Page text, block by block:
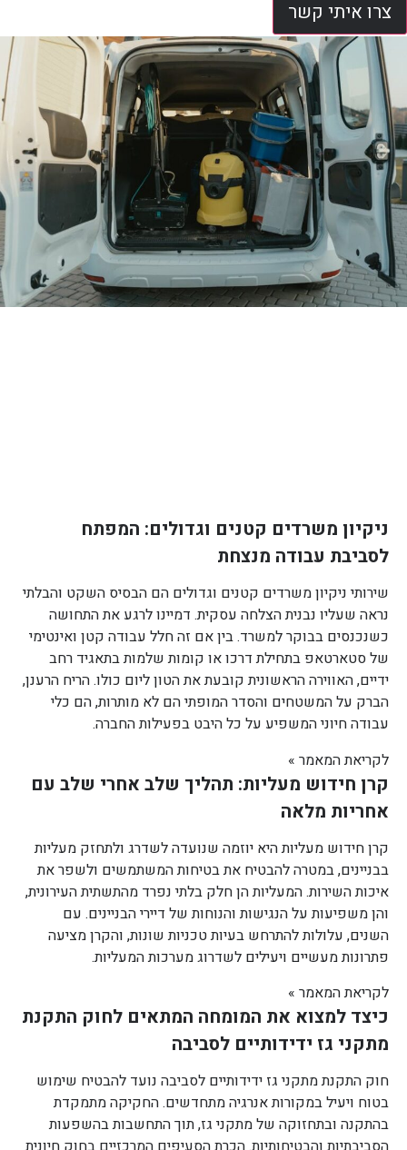
צרו איתי קשר
ניקיון משרדים קטנים וגדולים: המפתח
לסביבת עבודה מנצחת
שירותי ניקיון משרדים קטנים וגדולים הם הבסיס השקט והבלתי
נראה שעליו נבנית הצלחה עסקית. דמיינו לרגע את התחושה
כשנכנסים בבוקר למשרד. בין אם זה חלל עבודה קטן ואינטימי
של סטארטאפ בתחילת דרכו או קומות שלמות בתאגיד רחב
ידיים, האווירה הראשונית קובעת את הטון ליום כולו. הריח הרענן,
הברק על המשטחים והסדר המופתי הם לא מותרות, הם כלי
עבודה חיוני המשפיע על כל היבט בפעילות החברה.
לקריאת המאמר »
קרן חידוש מעליות: תהליך שלב אחרי שלב עם
אחריות מלאה
קרן חידוש מעליות היא יוזמה שנועדה לשדרג ולתחזק מעליות
בבניינים, במטרה להבטיח את בטיחות המשתמשים ולשפר את
איכות השירות. המעליות הן חלק בלתי נפרד מהתשתית העירונית,
והן משפיעות על הנגישות והנוחות של דיירי הבניינים. עם
השנים, עלולות להתרחש בעיות טכניות שונות, והקרן מציעה
פתרונות מעשיים ויעילים לשדרוג מערכות המעליות.
לקריאת המאמר »
כיצד למצוא את המומחה המתאים לחוק התקנת
מתקני גז ידידותיים לסביבה
חוק התקנת מתקני גז ידידותיים לסביבה נועד להבטיח שימוש
בטוח ויעיל במקורות אנרגיה מתחדשים. החקיקה מתמקדת
בהתקנה ובתחזוקה של מתקני גז, תוך התחשבות בהשפעות